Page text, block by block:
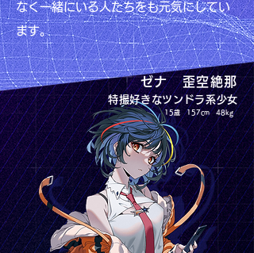
なく一緒にいる人たちをも元気にしてい
ます。
ゼナ 歪空絶那
特撮好きなツンドラ系少女
15歳 157cm 48kg